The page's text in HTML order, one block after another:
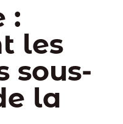
:
les
sous-
la